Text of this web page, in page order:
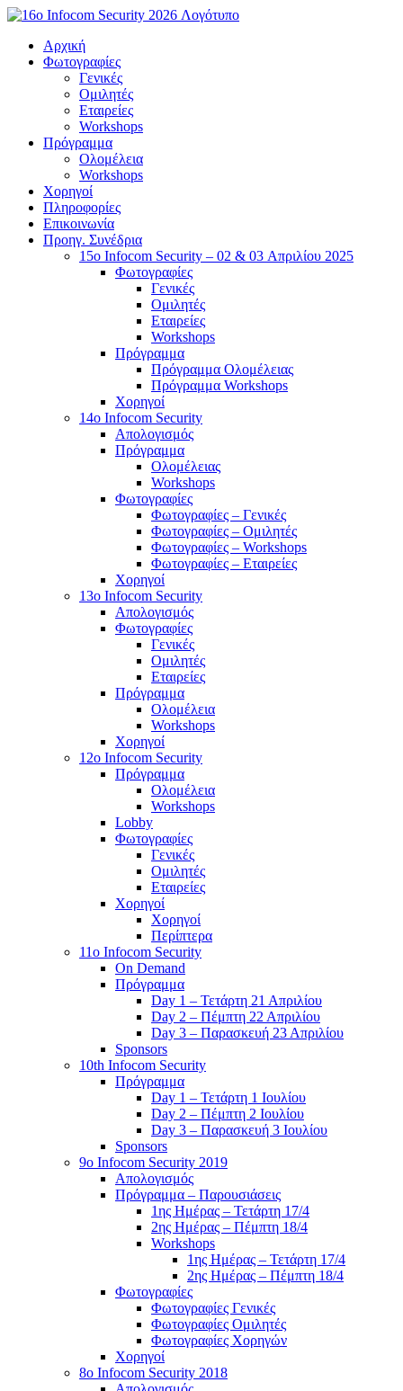
Μετάβαση
περιεχόμενο
Αρχική
Φωτογραφίες
Γενικές
Ομιλητές
Εταιρείες
Workshops
Πρόγραμμα
Ολομέλεια
Workshops
Χορηγοί
Πληροφορίες
Επικοινωνία
Προηγ. Συνέδρια
15o Infocom Security – 02 & 03 Απριλίου 2025
Φωτογραφίες
Γενικές
Ομιλητές
Εταιρείες
Workshops
Πρόγραμμα
Πρόγραμμα Ολομέλειας
Πρόγραμμα Workshops
Χορηγοί
14o Infocom Security
Απολογισμός
Πρόγραμμα
Ολομέλειας
Workshops
Φωτογραφίες
Φωτογραφίες – Γενικές
Φωτογραφίες – Ομιλητές
Φωτογραφίες – Workshops
Φωτογραφίες – Εταιρείες
Χορηγοί
13o Infocom Security
Απολογισμός
Φωτογραφίες
Γενικές
Ομιλητές
Εταιρείες
Πρόγραμμα
Ολομέλεια
Workshops
Χορηγοί
12o Infocom Security
Πρόγραμμα
Ολομέλεια
Workshops
Lobby
Φωτογραφίες
Γενικές
Ομιλητές
Εταιρείες
Χορηγοί
Χορηγοί
Περίπτερα
11o Infocom Security
On Demand
Πρόγραμμα
Day 1 – Τετάρτη 21 Απριλίου
Day 2 – Πέμπτη 22 Απριλίου
Day 3 – Παρασκευή 23 Απριλίου
Sponsors
10th Infocom Security
Πρόγραμμα
Day 1 – Τετάρτη 1 Ιουλίου
Day 2 – Πέμπτη 2 Ιουλίου
Day 3 – Παρασκευή 3 Ιουλίου
Sponsors
9ο Infocom Security 2019
Απολογισμός
Πρόγραμμα – Παρουσιάσεις
1ης Ημέρας – Τετάρτη 17/4
2ης Ημέρας – Πέμπτη 18/4
Workshops
1ης Ημέρας – Τετάρτη 17/4
2ης Ημέρας – Πέμπτη 18/4
Φωτογραφίες
Φωτογραφίες Γενικές
Φωτογραφίες Ομιλητές
Φωτογραφίες Χορηγών
Χορηγοί
8ο Infocom Security 2018